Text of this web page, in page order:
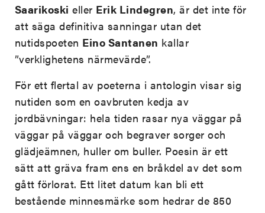
Saarikoski eller Erik Lindegren, är det inte för
att säga definitiva sanningar utan det
nutidspoeten Eino Santanen kallar
”verklighetens närmevärde”.
För ett flertal av poeterna i antologin visar sig
nutiden som en oavbruten kedja av
jordbävningar: hela tiden rasar nya väggar på
väggar på väggar och begraver sorger och
glädjeämnen, huller om buller. Poesin är ett
sätt att gräva fram ens en bråkdel av det som
gått förlorat. Ett litet datum kan bli ett
bestående minnesmärke som hedrar de 850